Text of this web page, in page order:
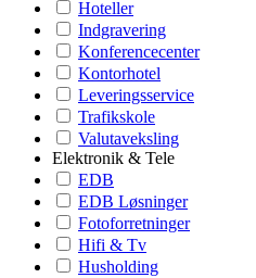
Hoteller
Indgravering
Konferencecenter
Kontorhotel
Leveringsservice
Trafikskole
Valutaveksling
Elektronik & Tele
EDB
EDB Løsninger
Fotoforretninger
Hifi & Tv
Husholding